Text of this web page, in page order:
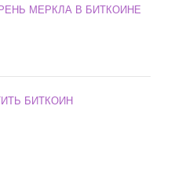
МЕРКЛА В БИТКОИНЕ
БИТКОИН